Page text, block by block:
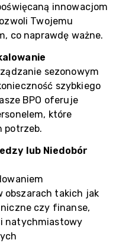
innowacjom
Twojemu
co naprawdę ważne.
sezonowym
szybkiego
BPO oferuje
które
potrzeb.
lub Niedobór
obszarach takich jak
czy finanse,
natychmiastowy